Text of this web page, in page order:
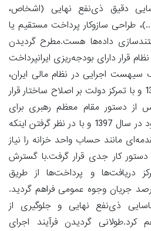
دقیق ذی‌نفع نهایی (اشخاص،
طراحی سازوکار پرداخت مستقیم یا
داده‌ها هست.مطرح گردیدن
قرار دارای بودجه‌ریزی ایرانپرداخت
سیهست اجرایی در نظام مالی ایران،
به‌طور جدی از اواخر دهه 1390 و با تمرکز دولت بر اصلاح ساختار قرار
از دستور مقام معظم رهبری برای
اصلاح ساختاری قرار دارای بود در سال 1397 و با در نظر گرفتن اینکه
مانند حساب واحد خزانه را نیاز
کار جدی قرار گرفت.با گسترش
دریافت‌ها و پرداخت‌ها از طریق
جریان وجوه عمومی فراهم گردید.
ذی‌نفع نهایی و جلوگیری از
کرد.طولانی گردیدن فرآیند اجرای